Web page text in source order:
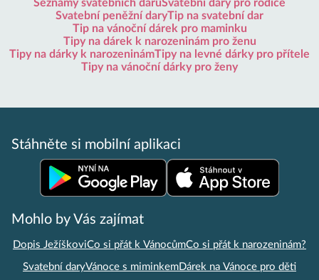
Seznamy svatebních darůSvatební dary pro rodiče
Svatební peněžní daryTip na svatební dar
Tip na vánoční dárek pro maminku
Tipy na dárek k narozeninám pro ženu
Tipy na dárky k narozeninámTipy na levné dárky pro přítele
Tipy na vánoční dárky pro ženy
Stáhněte si mobilní aplikaci
Mohlo by Vás zajímat
Dopis JežíškoviCo si přát k VánocůmCo si přát k narozeninám?
Svatební daryVánoce s miminkem Dárek na Vánoce pro děti